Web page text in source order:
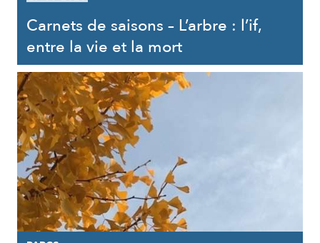
Carnets de saisons – L’arbre : l’if,
entre la vie et la mort